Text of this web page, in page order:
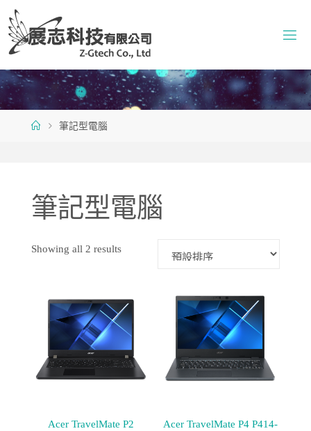
Skip
content
Home筆記型電腦
筆記型電腦
Showing all 2 results
Acer TravelMate P2
Acer TravelMate P4 P414-